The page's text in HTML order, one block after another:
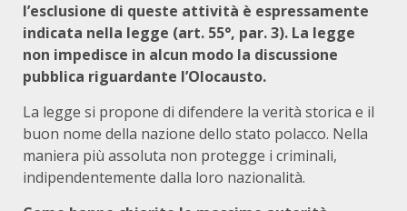
l’esclusione di queste attività è espressamente
indicata nella legge (art. 55°, par. 3). La legge
non impedisce in alcun modo la discussione
pubblica riguardante l’Olocausto.
La legge si propone di difendere la verità storica e il
buon nome della nazione dello stato polacco. Nella
maniera più assoluta non protegge i criminali,
indipendentemente dalla loro nazionalità.